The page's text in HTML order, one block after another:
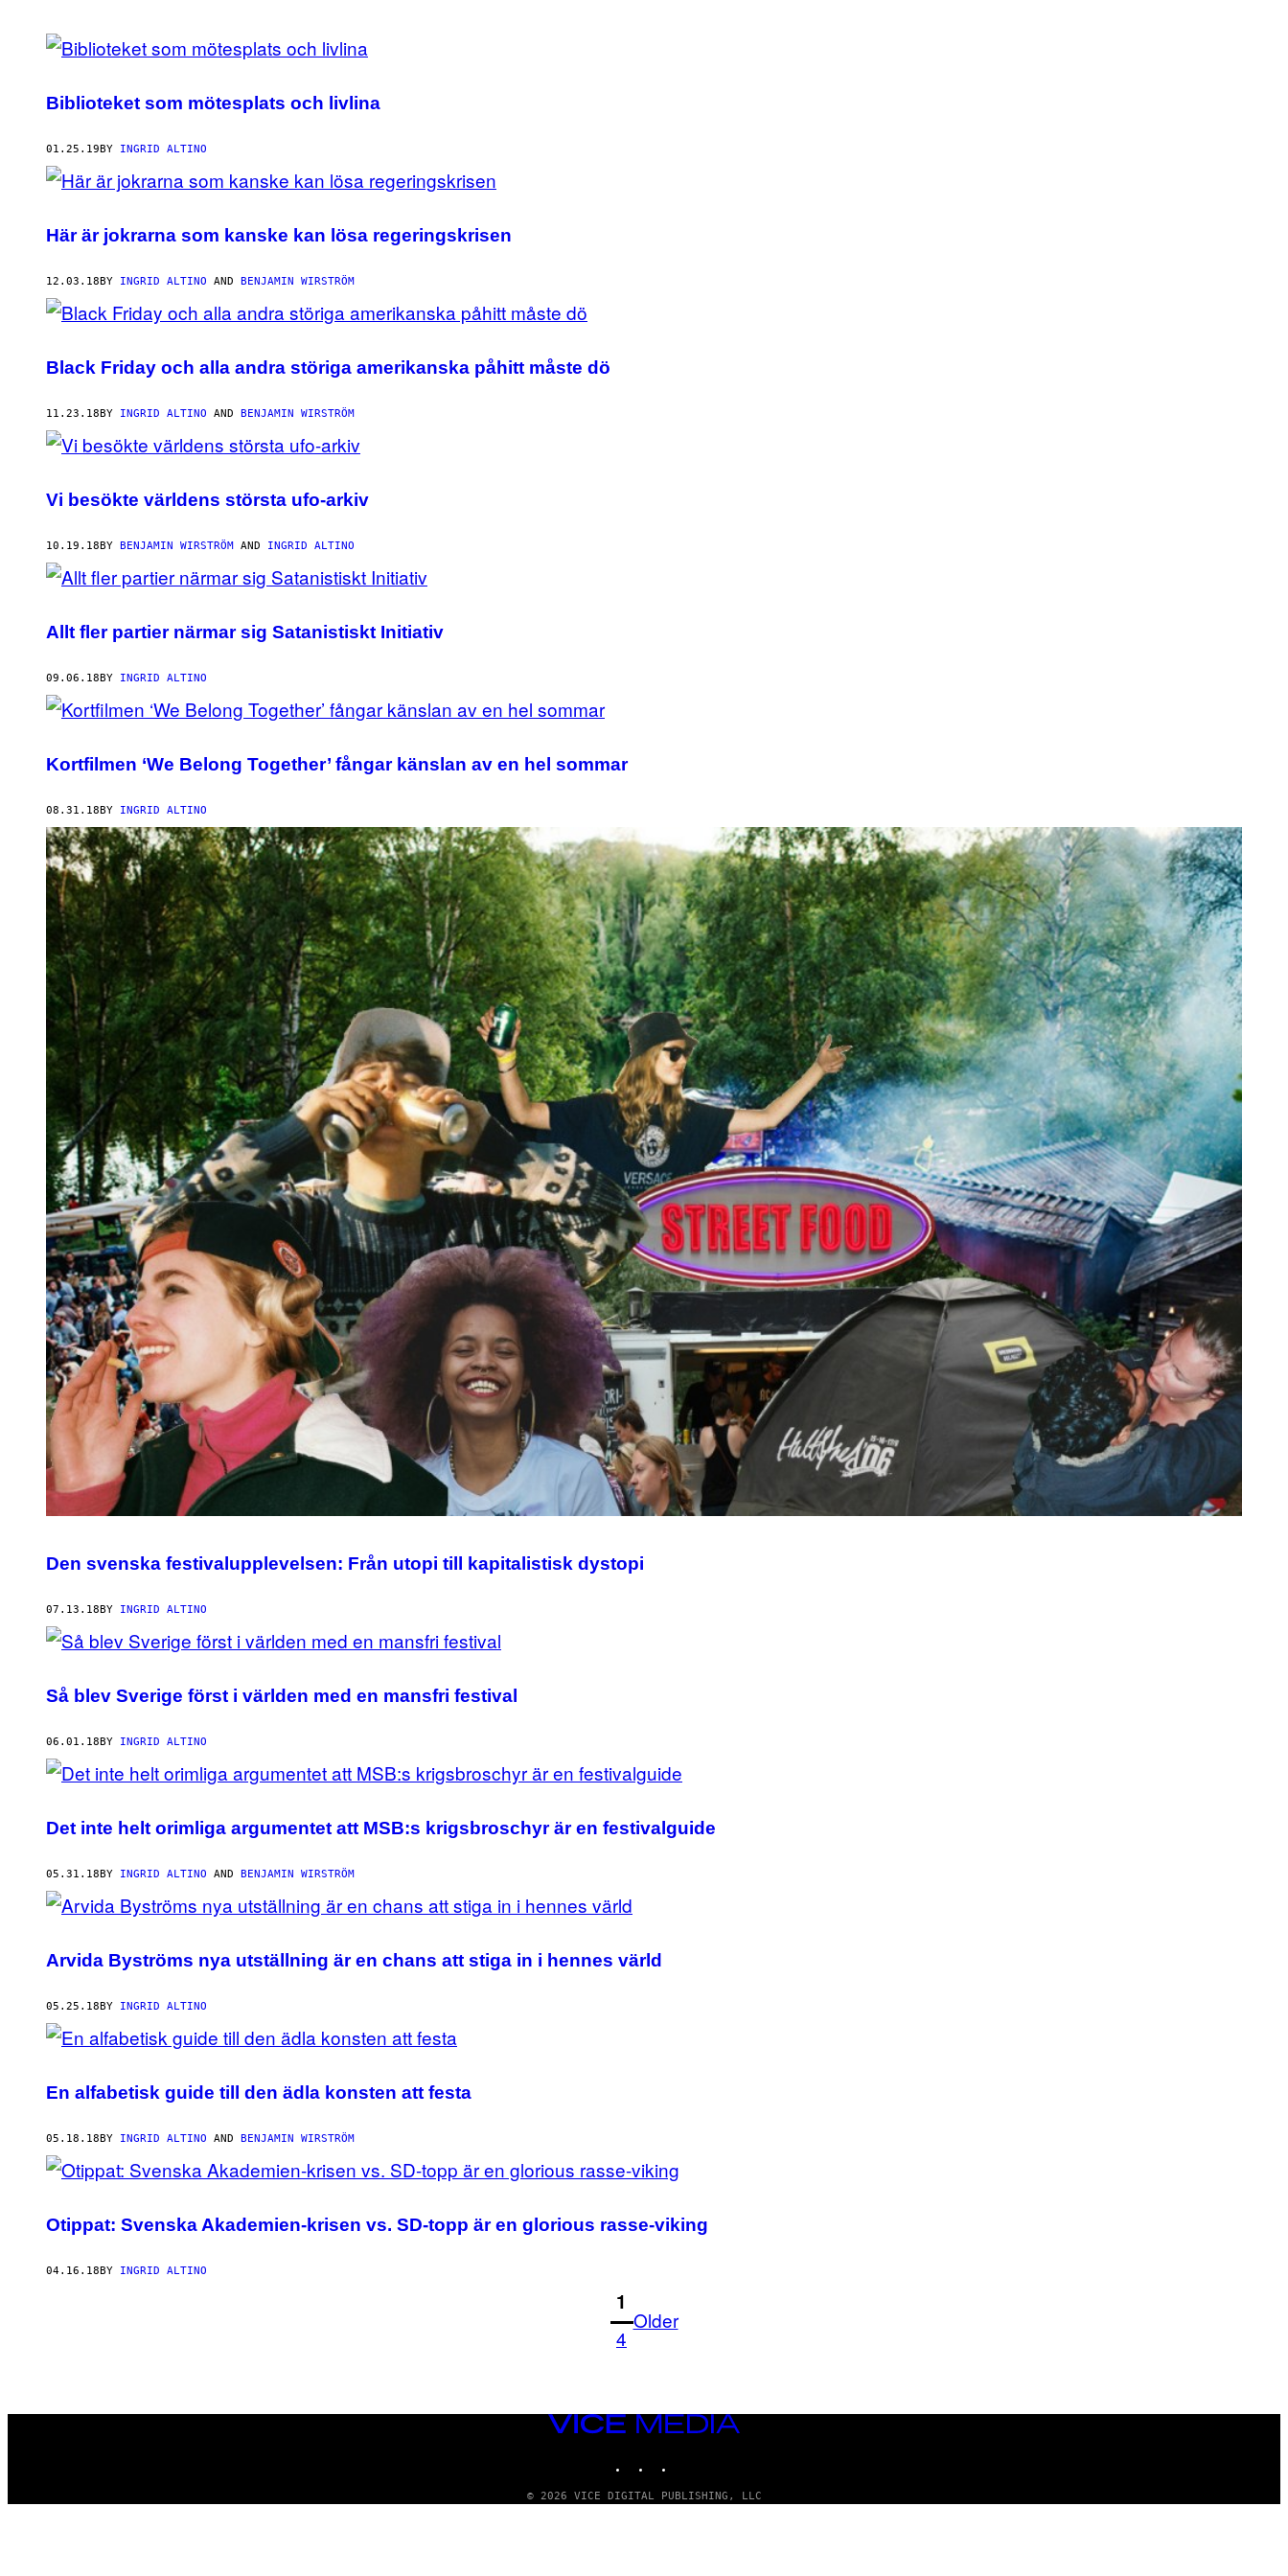
POSTS
THIS
AUTHOR
Biblioteket som mötesplats och livlina
01.25.19 BY INGRID ALTINO
Här är jokrarna som kanske kan lösa regeringskrisen
12.03.18 BY INGRID ALTINO AND BENJAMIN WIRSTRÖM
Black Friday och alla andra störiga amerikanska påhitt måste dö
11.23.18 BY INGRID ALTINO AND BENJAMIN WIRSTRÖM
Vi besökte världens största ufo-arkiv
10.19.18 BY BENJAMIN WIRSTRÖM AND INGRID ALTINO
Allt fler partier närmar sig Satanistiskt Initiativ
09.06.18 BY INGRID ALTINO
Kortfilmen ‘We Belong Together’ fångar känslan av en hel sommar
08.31.18 BY INGRID ALTINO
Den svenska festivalupplevelsen: Från utopi till kapitalistisk dystopi
07.13.18 BY INGRID ALTINO
Så blev Sverige först i världen med en mansfri festival
06.01.18 BY INGRID ALTINO
Det inte helt orimliga argumentet att MSB:s krigsbroschyr är en festivalguide
05.31.18 BY INGRID ALTINO AND BENJAMIN WIRSTRÖM
Arvida Byströms nya utställning är en chans att stiga in i hennes värld
05.25.18 BY INGRID ALTINO
En alfabetisk guide till den ädla konsten att festa
05.18.18 BY INGRID ALTINO AND BENJAMIN WIRSTRÖM
Otippat: Svenska Akademien-krisen vs. SD-topp är en glorious rasse-viking
04.16.18 BY INGRID ALTINO
1
4
Older
VICE
© 2026 VICE DIGITAL PUBLISHING, LLC